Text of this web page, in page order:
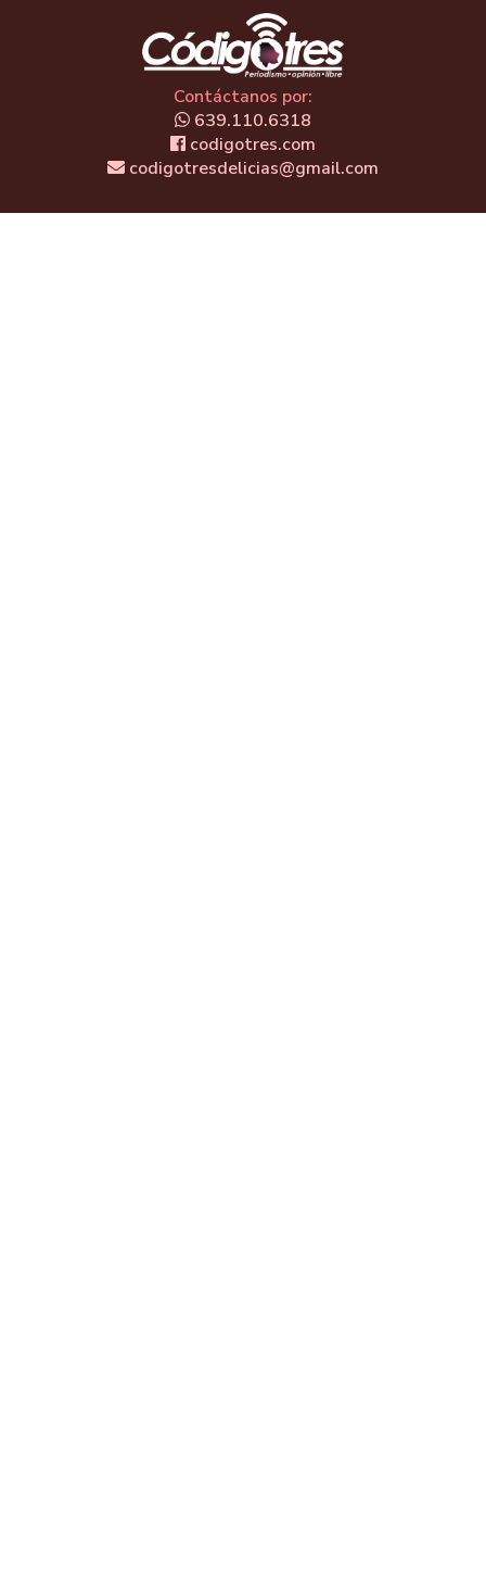
Contáctanos por:
639.110.6318
codigotres.com
codigotresdelicias@gmail.com